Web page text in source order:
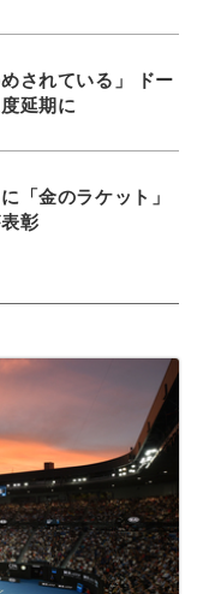
されている」 ドー
延期に
「金のラケット」
彰